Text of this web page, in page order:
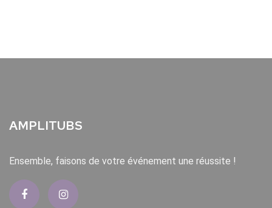
AMPLITUBS
Ensemble, faisons de votre événement une réussite !